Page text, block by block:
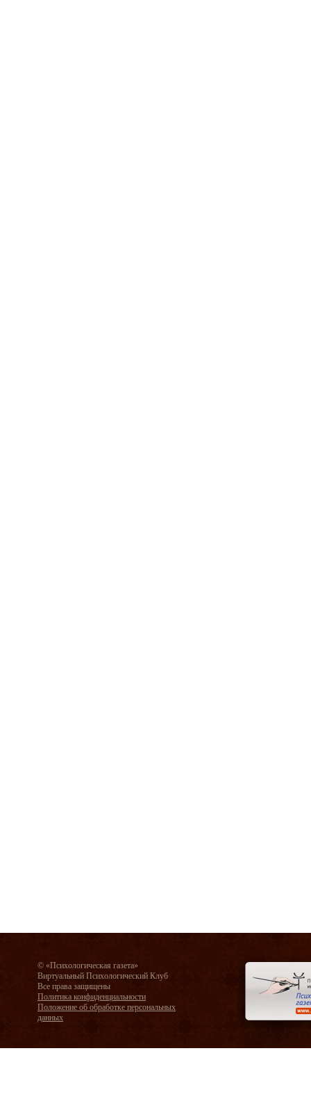
© «Психологическая газета»
Виртуальный Психологический Клуб
Все права защищены
Политика конфиденциальности
Положение об обработке персональных
данных